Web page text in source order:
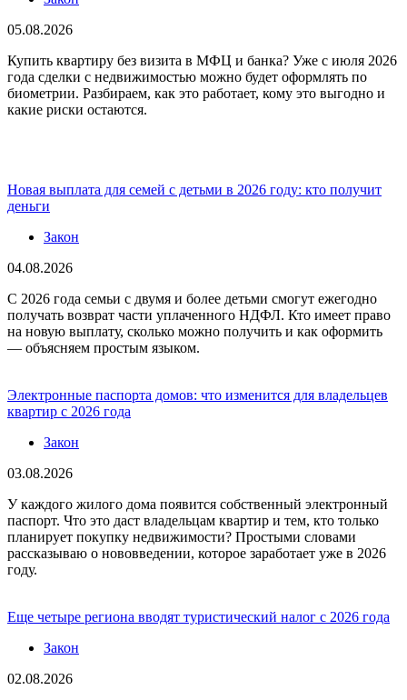
05.08.2026
Купить квартиру без визита в МФЦ и банка? Уже с июля 2026
года сделки с недвижимостью можно будет оформлять по
биометрии. Разбираем, как это работает, кому это выгодно и
какие риски остаются.
Новая выплата для семей с детьми в 2026 году: кто получит
деньги
Закон
04.08.2026
С 2026 года семьи с двумя и более детьми смогут ежегодно
получать возврат части уплаченного НДФЛ. Кто имеет право
на новую выплату, сколько можно получить и как оформить
— объясняем простым языком.
Электронные паспорта домов: что изменится для владельцев
квартир с 2026 года
Закон
03.08.2026
У каждого жилого дома появится собственный электронный
паспорт. Что это даст владельцам квартир и тем, кто только
планирует покупку недвижимости? Простыми словами
рассказываю о нововведении, которое заработает уже в 2026
году.
Еще четыре региона вводят туристический налог с 2026 года
Закон
02.08.2026